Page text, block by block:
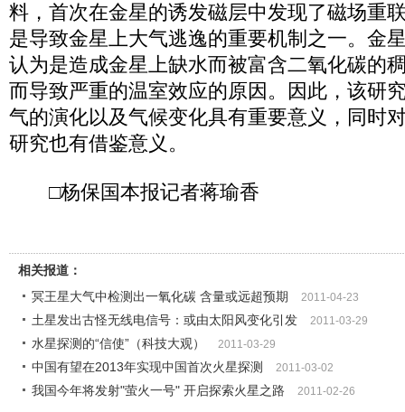
料，首次在金星的诱发磁层中发现了磁场重
是导致金星上大气逃逸的重要机制之一。金
认为是造成金星上缺水而被富含二氧化碳的
而导致严重的温室效应的原因。因此，该研
气的演化以及气候变化具有重要意义，同时
研究也有借鉴意义。
□杨保国本报记者蒋瑜香
相关报道：
冥王星大气中检测出一氧化碳 含量或远超预期
2011-04-23
土星发出古怪无线电信号：或由太阳风变化引发 2011-03-29
水星探测的“信使”（科技大观） 2011-03-29
中国有望在2013年实现中国首次火星探测 2011-03-02
我国今年将发射"萤火一号" 开启探索火星之路 2011-02-26